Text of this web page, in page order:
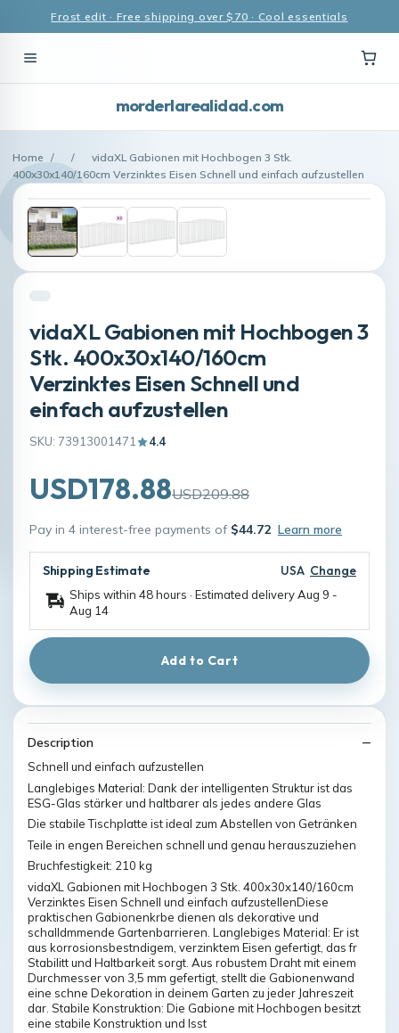
Frost edit · Free shipping over $70 · Cool essentials
morderlarealidad.com
Home / /
vidaXL Gabionen mit Hochbogen 3 Stk.
400x30x140/160cm Verzinktes Eisen Schnell und einfach aufzustellen
vidaXL Gabionen mit Hochbogen 3
Stk. 400x30x140/160cm
Verzinktes Eisen Schnell und
einfach aufzustellen
SKU: 73913001471 4.4
USD178.88USD209.88
Pay in 4 interest-free payments of $44.72 Learn more
Shipping Estimate USA Change
Ships within 48 hours · Estimated deliveryAug 9 -
Aug 14
Add to Cart
Description
Schnell und einfach aufzustellen
Langlebiges Material: Dank der intelligenten Struktur ist das
ESG-Glas stärker und haltbarer als jedes andere Glas
Die stabile Tischplatte ist ideal zum Abstellen von Getränken
Teile in engen Bereichen schnell und genau herauszuziehen
Bruchfestigkeit: 210 kg
vidaXL Gabionen mit Hochbogen 3 Stk. 400x30x140/160cm
Verzinktes Eisen Schnell und einfach aufzustellenDiese
praktischen Gabionenkrbe dienen als dekorative und
schalldmmende Gartenbarrieren. Langlebiges Material: Er ist
aus korrosionsbestndigem, verzinktem Eisen gefertigt, das fr
Stabilitt und Haltbarkeit sorgt. Aus robustem Draht mit einem
Durchmesser von 3,5 mm gefertigt, stellt die Gabionenwand
eine schne Dekoration in deinem Garten zu jeder Jahreszeit
dar. Stabile Konstruktion: Die Gabione mit Hochbogen besitzt
eine stabile Konstruktion und lsst